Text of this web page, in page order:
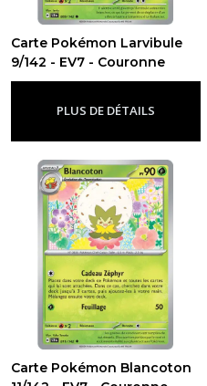
Carte Pokémon Larvibule
9/142 - EV7 - Couronne
Stellaire-Ev7 - Couronne Stellaire
PLUS DE DÉTAILS
Carte Pokémon Blancoton